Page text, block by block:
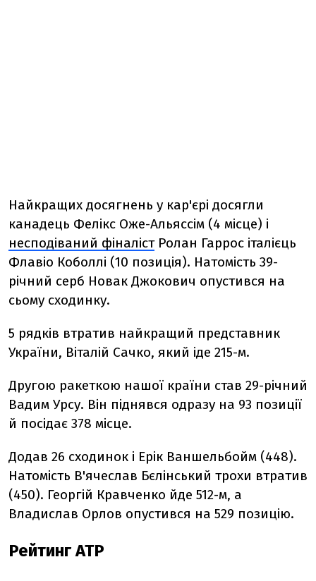
Найкращих досягнень у кар'єрі досягли
канадець Фелікс Оже-Альяссім (4 місце) і
несподіваний фіналістРолан Гаррос італієць
Флавіо Коболлі (10 позиція). Натомість 39-
річний серб Новак Джокович опустився на
сьому сходинку.
5 рядків втратив найкращий представник
України, Віталій Сачко, який іде 215-м.
Другою ракеткою нашої країни став 29-річний
Вадим Урсу. Він піднявся одразу на 93 позиції
й посідає 378 місце.
Додав 26 сходинок і Ерік Ваншельбойм (448).
Натомість В'ячеслав Бєлінський трохи втратив
(450). Георгій Кравченко йде 512-м, а
Владислав Орлов опустився на 529 позицію.
Рейтинг ATP